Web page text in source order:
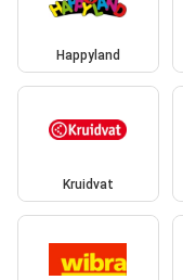
Happyland
Kruidvat